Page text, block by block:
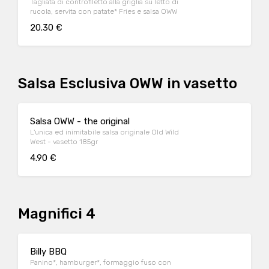
Tagliata di controfiletto alla griglia su letto di
rucola, servita con patate* Fries e salsa OWW
20.30 €
Salsa Esclusiva OWW in vasetto
Salsa OWW - the original
L'unica ed inimitabile salsa originale Old Wild
West - vasetto 185gr
4.90 €
Magnifici 4
Billy BBQ
Panino*, hamburger*, formaggio fuso con